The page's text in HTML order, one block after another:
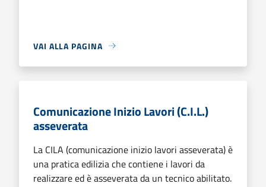
VAI ALLA PAGINA
Comunicazione Inizio Lavori (C.I.L.)
asseverata
La CILA (comunicazione inizio lavori asseverata) è
una pratica edilizia che contiene i lavori da
realizzare ed è asseverata da un tecnico abilitato.